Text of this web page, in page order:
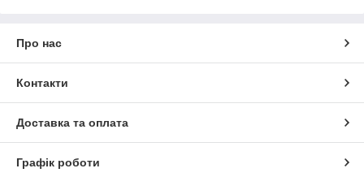
Про нас
Контакти
Доставка та оплата
Графік роботи